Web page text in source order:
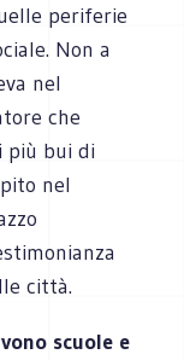
periferie
Non a
nel
che
più bui di
nel
città.
scuole e